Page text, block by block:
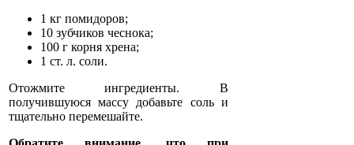
1 кг помидоров;
10 зубчиков чеснока;
100 г корня хрена;
1 ст. л. соли.
Отожмите ингредиенты. В
получившуюся массу добавьте соль и
тщательно перемешайте.